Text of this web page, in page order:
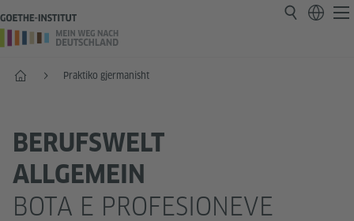
Faqja e parëPraktiko gjermanisht
BERUFSWELT
ALLGEMEIN
BOTA E PROFESIONEVE